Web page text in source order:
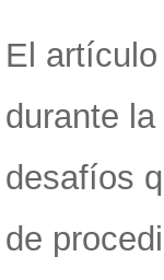
El
durante
desafíos
de